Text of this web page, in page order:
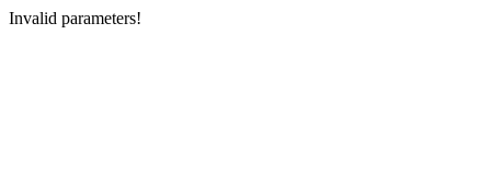
Invalid parameters!